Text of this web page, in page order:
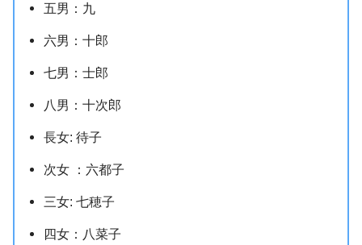
五男：九
六男：十郎
七男：士郎
八男：十次郎
長女: 待子
次女 ：六都子
三女: 七穂子
四女：八菜子